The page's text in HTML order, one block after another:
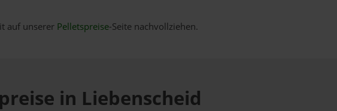
auf unserer Pelletspreise-Seite nachvollziehen.
in Liebenscheid